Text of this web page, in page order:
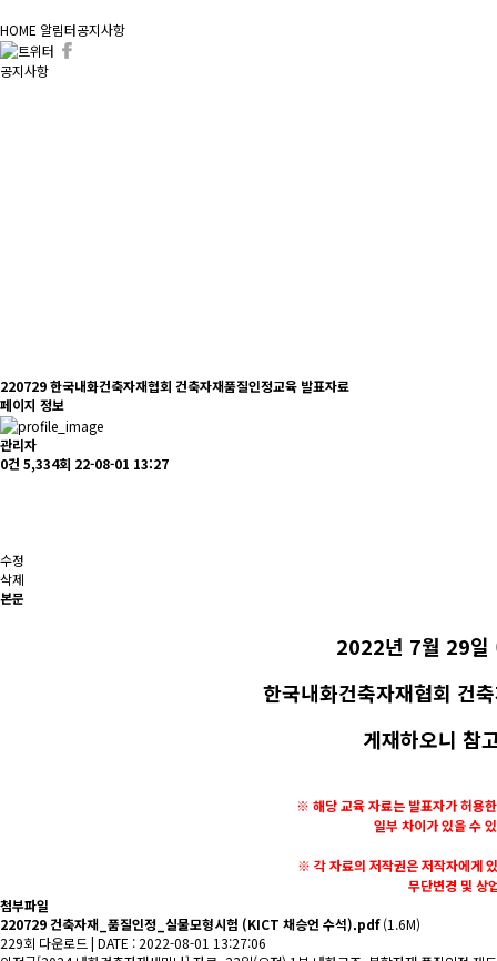
HOME 알림터공지사항
공지사항
220729 한국내화건축자재협회 건축자재품질인정교육 발표자료
페이지 정보
관리자
0건 5,334회 22-08-01 13:27
수정
삭제
본문
2022년 7월 29일
한국내화건축자재협회 건
게재하오니 참
※ 해당 교육 자료는 발표자가 허용
일부 차이가 있을 수
※ 각 자료의 저작권은 저작자에게
무단변경 및 상
첨부파일
220729 건축자재_품질인정_실물모형시험 (KICT 채승언 수석).pdf(1.6M)
229회 다운로드 | DATE : 2022-08-01 13:27:06